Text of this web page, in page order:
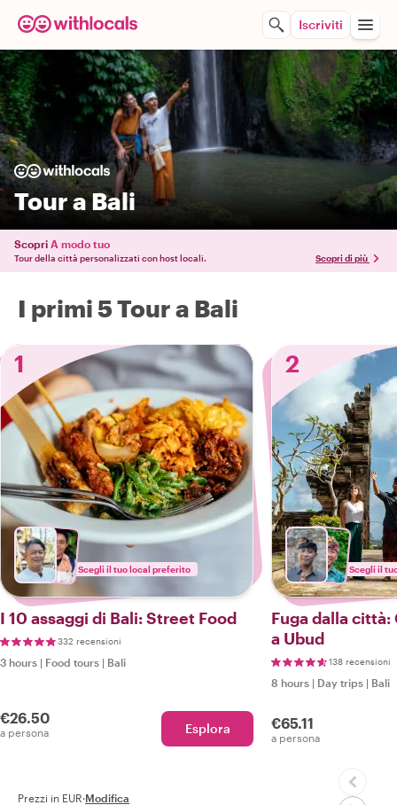
Iscriviti
Tour a Bali
Scopri A modo tuo
Tour della città personalizzati con host locali. Scopri di più
I primi 5 Tour a Bali
1
Scegli il tuo local preferito
I 10 assaggi di Bali: Street Food
332 recensioni
3 hours | Food tours | Bali
€26.50
a persona Esplora
2
Scegli il
Fuga dalla
a Ubud
138 recensioni
8 hours | Day trips | Bali
€65.11
a persona
Prezzi in EUR·Modifica